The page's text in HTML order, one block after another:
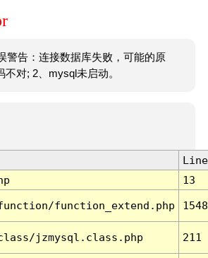
警告：连接数据库失败，可能的原
不对; 2、mysql未启动。
Line
13
function_extend.php 1548
jzmysql.class.php 211